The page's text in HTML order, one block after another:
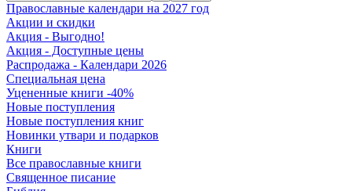
Православные календари на 2027 год
Акции и скидки
Акция - Выгодно!
Акция - Доступные цены
Распродажа - Календари 2026
Специальная цена
Уцененные книги -40%
Новые поступления
Новые поступления книг
Новинки утвари и подарков
Книги
Все православные книги
Священное писание